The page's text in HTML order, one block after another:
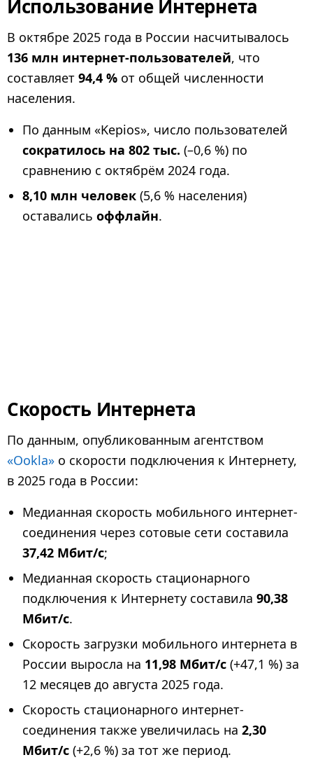
Использование Интернета
В октябре 2025 года в России насчитывалось
136 млн интернет-пользователей, что
составляет 94,4 % от общей численности
населения.
По данным «Kepios», число пользователей
сократилось на 802 тыс. (–0,6 %) по
сравнению с октябрём 2024 года.
8,10 млн человек (5,6 % населения)
оставались оффлайн.
Скорость Интернета
По данным, опубликованным агентством
«Ookla» о скорости подключения к Интернету,
в 2025 года в России:
Медианная скорость мобильного интернет-
соединения через сотовые сети составила
37,42 Мбит/с;
Медианная скорость стационарного
подключения к Интернету составила 90,38
Мбит/с.
Скорость загрузки мобильного интернета в
России выросла на 11,98 Мбит/с (+47,1 %) за
12 месяцев до августа 2025 года.
Скорость стационарного интернет-
соединения также увеличилась на 2,30
Мбит/с (+2,6 %) за тот же период.